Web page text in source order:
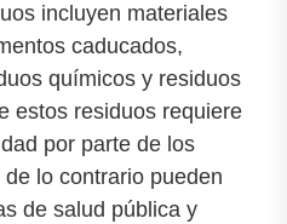
incluyen materiales
caducados,
químicos y residuos
estos residuos requiere
por parte de los
lo contrario pueden
de salud pública y